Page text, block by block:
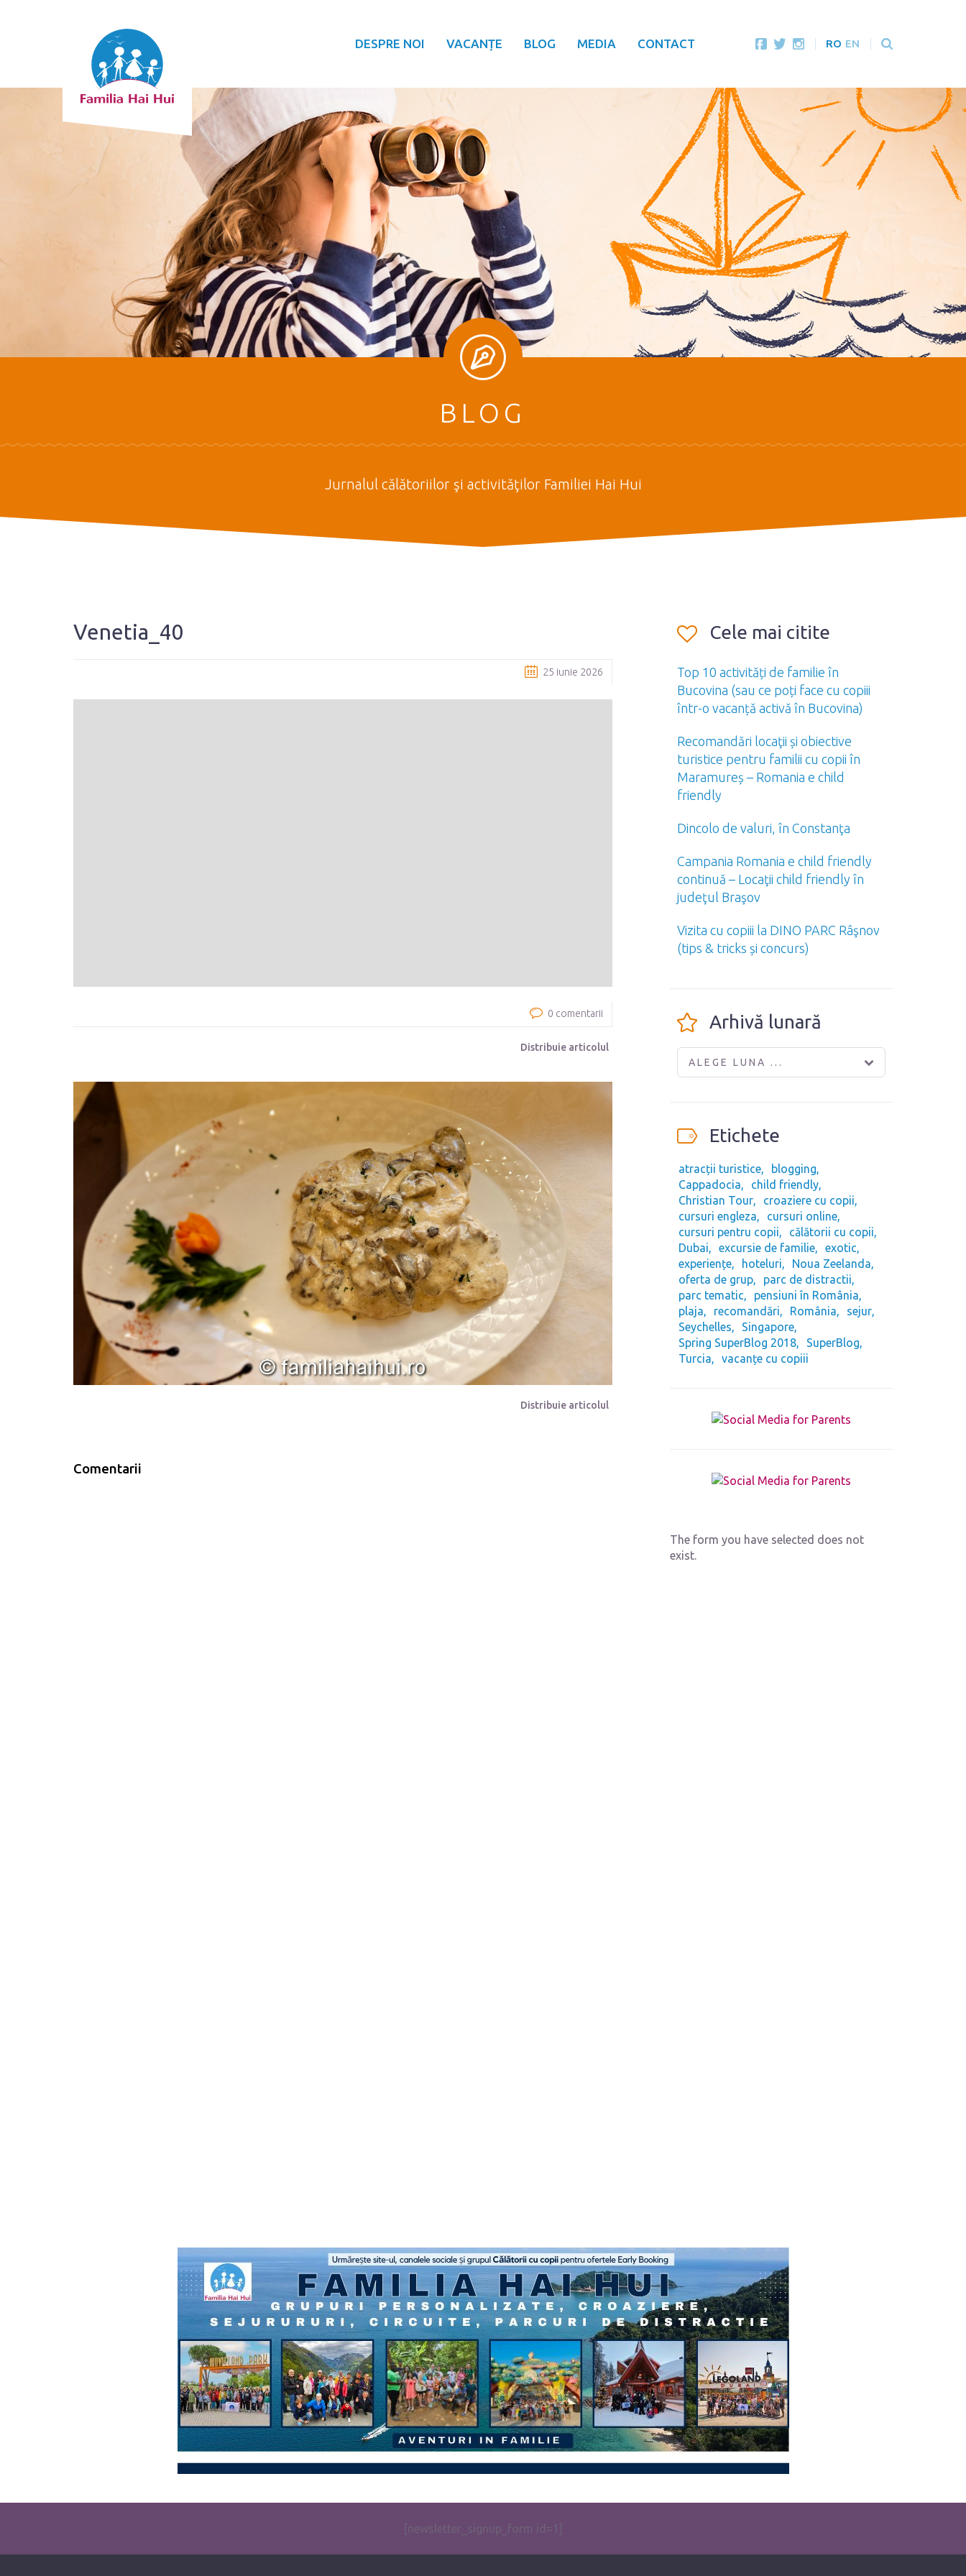
DESPRE NOI VACANȚE BLOG MEDIA CONTACT RO EN
BLOG
Jurnalul călătoriilor şi activităţilor Familiei Hai Hui
Venetia_40
25 iunie 2026
0 comentarii
Distribuie articolul
Distribuie articolul
Comentarii
Cele mai citite
Top 10 activități de familie în
Bucovina (sau ce poți face cu copiii
într-o vacanță activă în Bucovina)
Recomandări locaţii și obiective
turistice pentru familii cu copii în
Maramureș – Romania e child
friendly
Dincolo de valuri, în Constanţa
Campania Romania e child friendly
continuă – Locaţii child friendly în
judeţul Braşov
Vizita cu copiii la DINO PARC Râşnov
(tips & tricks și concurs)
Arhivă lunară
ALEGE LUNA ...
Etichete
atracții turistice
blogging
Cappadocia
child friendly
Christian Tour
croaziere cu copii
cursuri engleza
cursuri online
cursuri pentru copii
călătorii cu copii
Dubai
excursie de familie
exotic
experiențe
hoteluri
Noua Zeelanda
oferta de grup
parc de distractii
parc tematic
pensiuni în România
plaja
recomandări România
sejur
Seychelles
Singapore
Spring SuperBlog 2018
SuperBlog
Turcia
vacanțe cu copiii
The form you have selected does not
exist.
[newsletter_signup_form id=1]